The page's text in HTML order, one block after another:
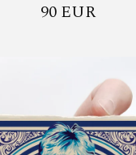
90 EUR